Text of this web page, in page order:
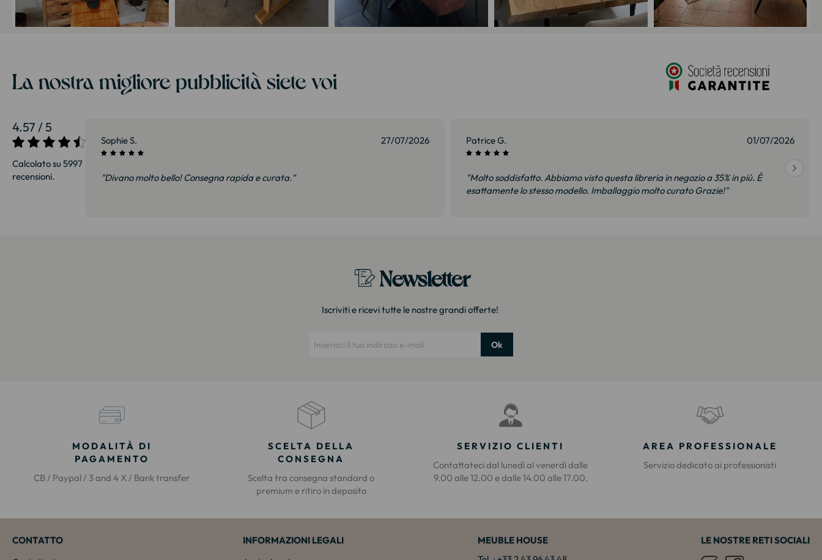
La nostra migliore pubblicità siete voi
4.57 / 5
Calcolato su 5997
recensioni.
27/07/2026
e soprattutto
Sophie S. 27/07/2026
"Divano molto bello! Consegna rapida e curata."
Patrice G. 01/07/2026
"Molto soddisfatto. Abbiamo visto questa libreria in negozio a 35% in più. È
esattamente lo stesso modello. Imballaggio molto curato Grazie!"
Newsletter
Iscriviti e ricevi tutte le nostre grandi offerte!
Ok
MODALITÀ DI
PAGAMENTO
CB / Paypal / 3 and 4 X / Bank transfer
SCELTA DELLA
CONSEGNA
Scelta tra consegna standard o
premium e ritiro in deposito
SERVIZIO CLIENTI
Contattateci dal lunedì al venerdì dalle
9.00 alle 12.00 e dalle 14.00 alle 17.00.
AREA PROFESSIONALE
Servizio dedicato ai professionisti
CONTATTO
INFORMAZIONI LEGALI
MEUBLE HOUSE
LE NOSTRE RETI SOCIALI